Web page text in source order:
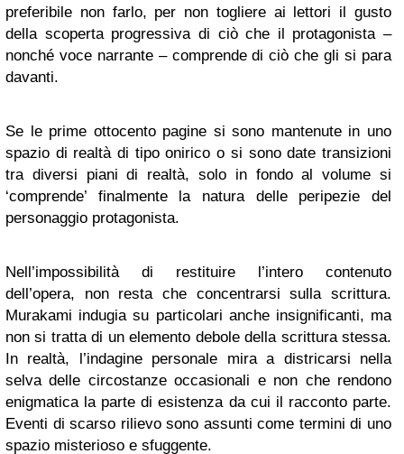
preferibile non farlo, per non togliere ai lettori il gusto
della scoperta progressiva di ciò che il protagonista –
nonché voce narrante – comprende di ciò che gli si para
davanti.
Se le prime ottocento pagine si sono mantenute in uno
spazio di realtà di tipo onirico o si sono date transizioni
tra diversi piani di realtà, solo in fondo al volume si
‘comprende’ finalmente la natura delle peripezie del
personaggio protagonista.
Nell’impossibilità di restituire l’intero contenuto
dell’opera, non resta che concentrarsi sulla scrittura.
Murakami indugia su particolari anche insignificanti, ma
non si tratta di un elemento debole della scrittura stessa.
In realtà, l’indagine personale mira a districarsi nella
selva delle circostanze occasionali e non che rendono
enigmatica la parte di esistenza da cui il racconto parte.
Eventi di scarso rilievo sono assunti come termini di uno
spazio misterioso e sfuggente.